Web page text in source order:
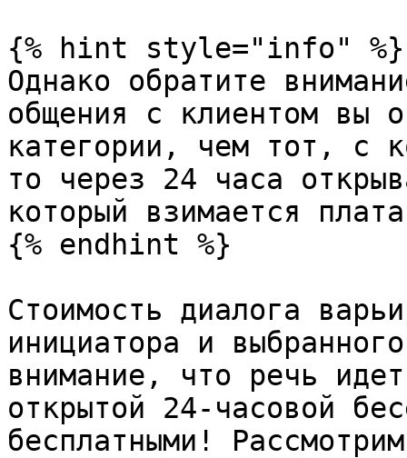
{% hint style="info" %}
Однако обратите
общения с клиентом вы
категории, чем тот, с
то через 24 часа
который взимается
{% endhint %}
Стоимость диалога
инициатора и
внимание, что речь
открытой 24-часовой
бесплатными!